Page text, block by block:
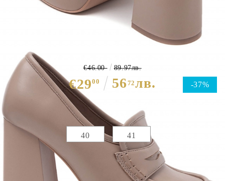
Дамски мокасини на ток и
платформа в бежов цвят- Patriка
-37%
€2900 5672лв.
€46.00 89.97лв.
40 41
ЦВЯТ ОСНОВЕН: